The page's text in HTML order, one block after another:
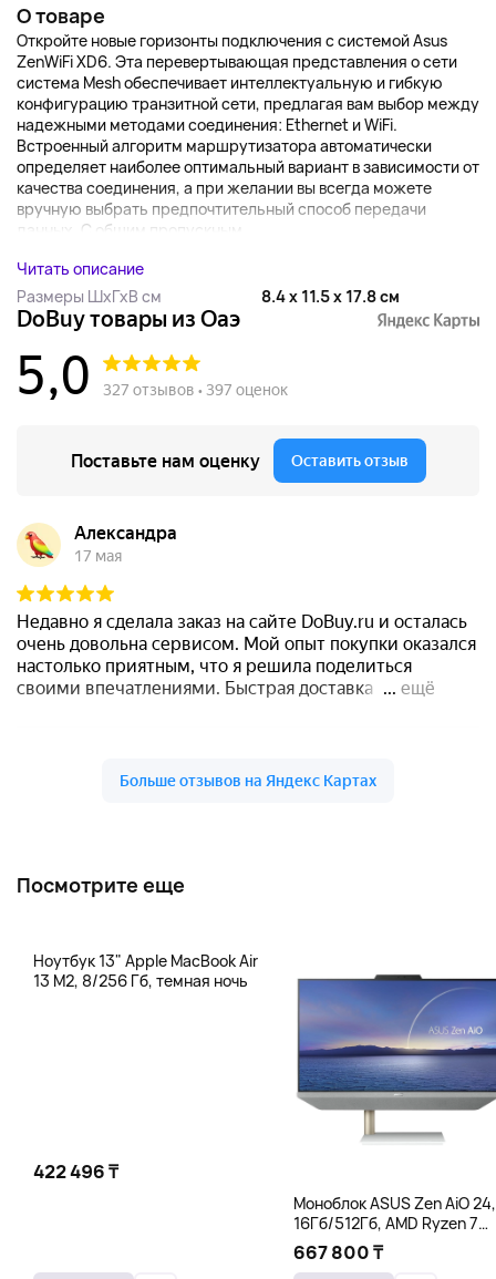
О товаре
Откройте новые горизонты подключения с системой Asus
ZenWiFi XD6. Эта перевертывающая представления о сети
система Mesh обеспечивает интеллектуальную и гибкую
конфигурацию транзитной сети, предлагая вам выбор между
надежными методами соединения: Ethernet и WiFi.
Встроенный алгоритм маршрутизатора автоматически
определяет наиболее оптимальный вариант в зависимости от
качества соединения, а при желании вы всегда можете
вручную выбрать предпочтительный способ передачи
данных. С общим пропускным ...
Читать описание
Размеры ШхГхВ см
8.4 x 11.5 x 17.8 см
Посмотрите еще
Ноутбук 13" Apple MacBook Air
13 M2, 8/256 Гб, темная ночь
422 496 ₸
Моноблок ASUS Zen AiO 24,
16Гб/512Гб, AMD Ryzen 7
5825U, белый
667 800 ₸